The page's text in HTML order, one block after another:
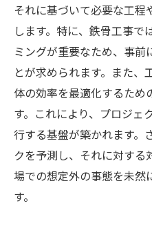
検査と試験の実
トラブル発生時
品質向上のため
専門機関との連
実例で学ぶ効率的な
過去の成功事例
最新技術の導入
それに基づいて必要な工程
します。特に、鉄骨工事で
ミングが重要なため、事前
とが求められます。また、
体の効率を最適化するため
す。これにより、プロジェ
行する基盤が築かれます。
クを予測し、それに対する
場での想定外の事態を未然
す。